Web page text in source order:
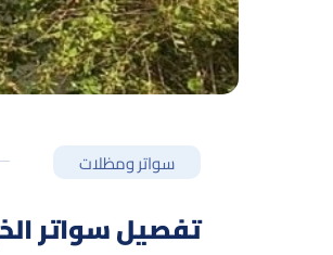
سواتر ومظلات
تفصيل سواتر الخبر ت: 0552110691 حداد سواتر الدمام –